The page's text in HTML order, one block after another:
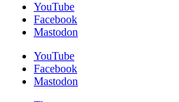
YouTube
Facebook
Mastodon
YouTube
Facebook
Mastodon